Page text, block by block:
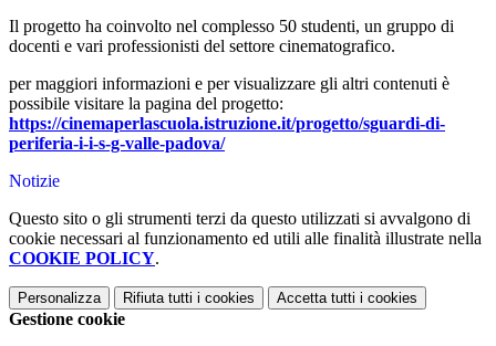
Il progetto ha coinvolto nel complesso 50 studenti, un gruppo di
docenti e vari professionisti del settore cinematografico.
per maggiori informazioni e per visualizzare gli altri contenuti è
possibile visitare la pagina del progetto:
https://cinemaperlascuola.istruzione.it/progetto/sguardi-di-
periferia-i-i-s-g-valle-padova/
Notizie
Questo sito o gli strumenti terzi da questo utilizzati si avvalgono di
cookie necessari al funzionamento ed utili alle finalità illustrate nella
COOKIE POLICY.
Personalizza Rifiuta tutti i cookies Accetta tutti i cookies
Gestione cookie